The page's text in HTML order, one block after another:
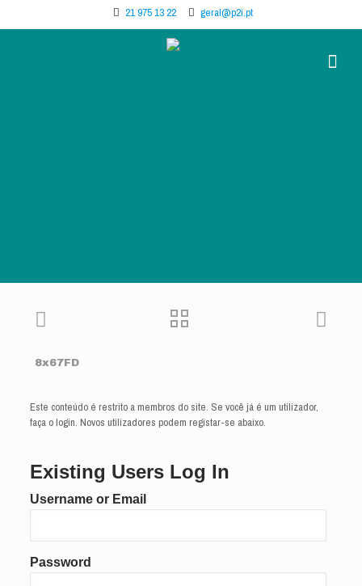
21 975 13 22 geral@p2i.pt
8x67FD
Este conteúdo é restrito a membros do site. Se você já é um utilizador,
faça o login. Novos utilizadores podem registar-se abaixo.
Existing Users Log In
Username or Email
Password